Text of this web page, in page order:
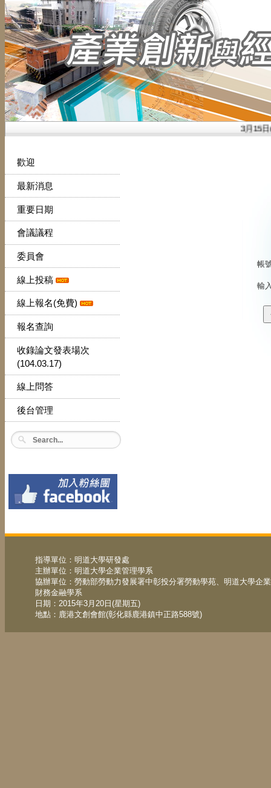
3月15日
歡迎
最新消息
重要日期
會議議程
委員會
線上投稿
線上報名(免費)
報名查詢
收錄論文發表場次
(104.03.17)
線上問答
後台管理
帳
輸
指導單位：明道大學研發處
主辦單位：明道大學企業管理學系
協辦單位：勞動部勞動力發展署中彰投分署勞動學苑、明道大學企
財務金融學系
日期：2015年3月20日(星期五)
地點：鹿港文創會館(彰化縣鹿港鎮中正路588號)